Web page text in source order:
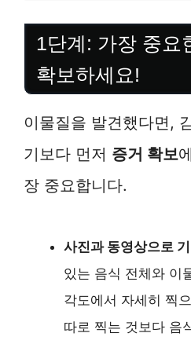
1단계: 가장 중요
확보하세요!
이물질을 발견했다면,
기보다 먼저 증거 확보
장 중요합니다.
사진과 동영상으로
있는 음식 전체와 이
각도에서 자세히 찍
따로 찍는 것보다 음